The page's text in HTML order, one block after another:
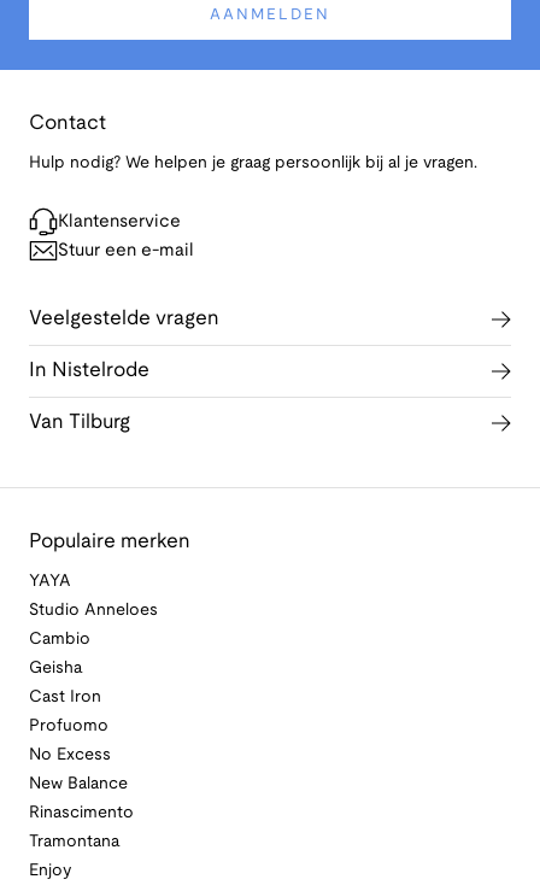
AANMELDEN
Contact
Hulp nodig? We helpen je graag persoonlijk bij al je vragen.
Klantenservice
Stuur een e-mail
Veelgestelde vragen
In Nistelrode
Van Tilburg
Populaire merken
YAYA
Studio Anneloes
Cambio
Geisha
Cast Iron
Profuomo
No Excess
New Balance
Rinascimento
Tramontana
Enjoy